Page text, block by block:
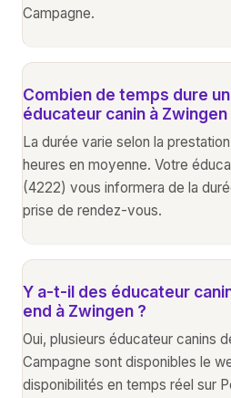
Campagne.
Combien de temps dure
éducateur canin à Zwingen
La durée varie selon la
heures en moyenne. Votre
(4222) vous informera de la
prise de rendez-vous.
Y a-t-il des éducateur
end à Zwingen ?
Oui, plusieurs éducateur canins
Campagne sont disponibles le
disponibilités en temps réel sur